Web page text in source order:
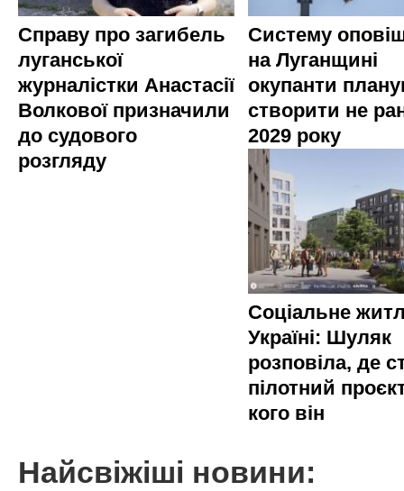
Справу про загибель
луганської
журналістки Анастасії
Волкової призначили
до судового
розгляду
Систему
на Луганщині
окупанти
створити не
2029 року
Соціальне
Україні: Шуляк
розповіла, де
пілотний
кого він
Найсвіжіші новини: